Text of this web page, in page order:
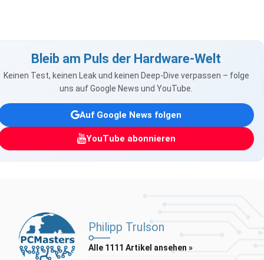
Bleib am Puls der Hardware-Welt
Keinen Test, keinen Leak und keinen Deep-Dive verpassen – folge
uns auf Google News und YouTube.
Auf Google News folgen
YouTube abonnieren
Philipp Trulson
Alle 1111 Artikel ansehen »